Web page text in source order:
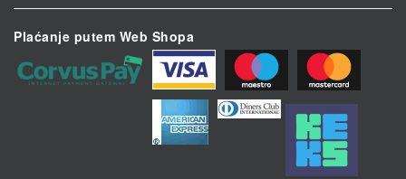
Plaćanje putem Web Shopa